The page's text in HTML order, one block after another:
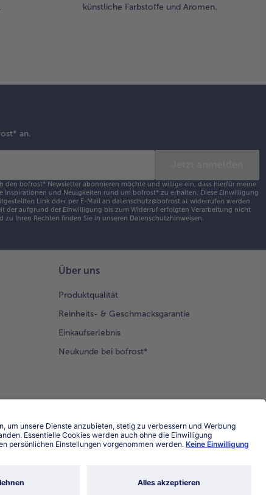
künstliche Farbstoffe und Aromen.
an.
den bofrost* Newsletter abonnieren möchte und willige ein, dass hierfür meine
Inspirationen und Neuigkeiten rund um bofrost* zu erhalten. Diese Einwilligung
Link oder per E-Mail an datenschutz@bofrost.at widerrufen werden.
der aufgrund der Einwilligung bis zum Widerruf erfolgten Verarbeitung nicht
Ihren Rechten finden Sie in unseren Datenschutzhinweisen.
Über uns
Produktqualität
Reinheits- & Geschmacksgarantie
Einkaufserlebnis
Neukunde bei bofrost*